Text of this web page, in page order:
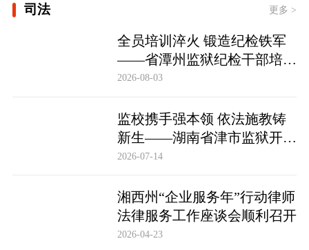
司法 更多 >
全员培训淬火 锻造纪检铁军
——省潭州监狱纪检干部培训
实现全覆盖
2026-08-03
监校携手强本领 依法施教铸
新生——湖南省津市监狱开展
基层警察教育改造专项技能培
2026-07-14
湘西州“企业服务年”行动律师
法律服务工作座谈会顺利召开
2026-04-23